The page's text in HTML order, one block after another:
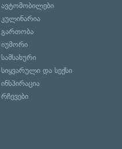
ავტომობილები
კულინარია
გართობა
იუმორი
სამსახური
სიყვარული და სექსი
ინსპირაცია
რჩევები